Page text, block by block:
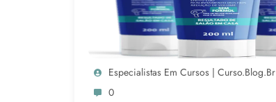
Especialistas Em Cursos | Curso.blog.br
0